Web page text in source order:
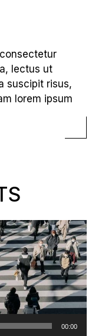
lectus ut
suscipit risus,
lorem ipsum
00:00